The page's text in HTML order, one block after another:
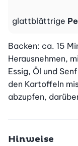
glattblättrige
Backen: ca. 15
Herausnehmen,
Essig, Öl und
den Kartoffeln
abzupfen,
Hinweise